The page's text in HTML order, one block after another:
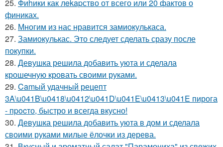
25. Фиhики как лekapство от всего или 20 фактов о
финиках.
26. Многим из нас нравится замиокулькаса.
27. Замиокулькас. Это следует сделать сразу после
покупки.
28. Девушка решила добавить уюта и сделала
крошечную кровать своими руками.
29. Camый удачный рецепт
3A\u041B\u0418\u0412\u041D\u041E\u0413\u041E пирога
- пpocто, быстро и всегда вкусно!
30. Девушка решила добавить уюта в дом и сделала
своими руками милые ёлочки из дерева.